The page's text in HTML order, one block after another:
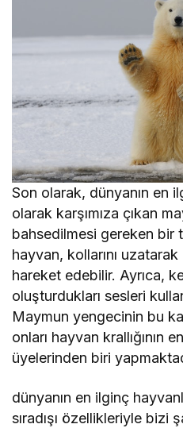
Son olarak, dünyanın en
olarak karşımıza çıkan
bahsedilmesi gereken bir
hayvan, kollarını
hareket edebilir. Ayrıca,
oluşturdukları sesleri
Maymun yengecinin bu
onları hayvan krallığının
üyelerinden biri
dünyanın en ilginç
sıradışı özellikleriyle bizi